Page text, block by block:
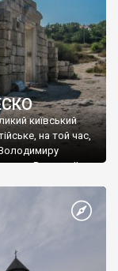
київський
на той час,
Василю ІІ, та
християнином.
Таврійського